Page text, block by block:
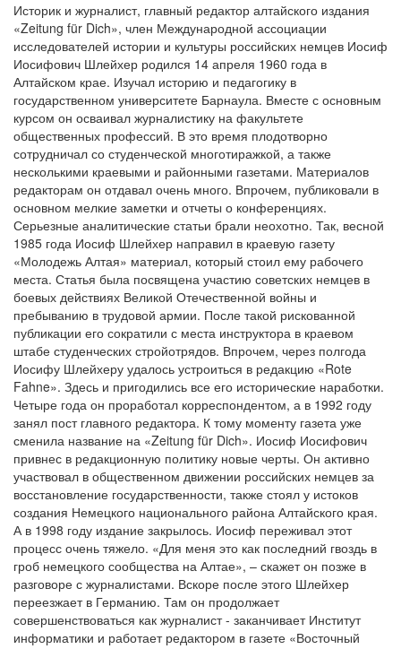
Историк и журналист, главный редактор алтайского издания
«Zeitung für Dich», член Международной ассоциации
исследователей истории и культуры российских немцев Иосиф
Иосифович Шлейхер родился 14 апреля 1960 года в
Алтайском крае. Изучал историю и педагогику в
государственном университете Барнаула. Вместе с основным
курсом он осваивал журналистику на факультете
общественных профессий. В это время плодотворно
сотрудничал со студенческой многотиражкой, а также
несколькими краевыми и районными газетами. Материалов
редакторам он отдавал очень много. Впрочем, публиковали в
основном мелкие заметки и отчеты о конференциях.
Серьезные аналитические статьи брали неохотно. Так, весной
1985 года Иосиф Шлейхер направил в краевую газету
«Молодежь Алтая» материал, который стоил ему рабочего
места. Статья была посвящена участию советских немцев в
боевых действиях Великой Отечественной войны и
пребыванию в трудовой армии. После такой рискованной
публикации его сократили с места инструктора в краевом
штабе студенческих стройотрядов. Впрочем, через полгода
Иосифу Шлейхеру удалось устроиться в редакцию «Rote
Fahne». Здесь и пригодились все его исторические наработки.
Четыре года он проработал корреспондентом, а в 1992 году
занял пост главного редактора. К тому моменту газета уже
сменила название на «Zeitung für Dich». Иосиф Иосифович
привнес в редакционную политику новые черты. Он активно
участвовал в общественном движении российских немцев за
восстановление государственности, также стоял у истоков
создания Немецкого национального района Алтайского края.
А в 1998 году издание закрылось. Иосиф переживал этот
процесс очень тяжело. «Для меня это как последний гвоздь в
гроб немецкого сообщества на Алтае», – скажет он позже в
разговоре с журналистами. Вскоре после этого Шлейхер
переезжает в Германию. Там он продолжает
совершенствоваться как журналист - заканчивает Институт
информатики и работает редактором в газете «Восточный